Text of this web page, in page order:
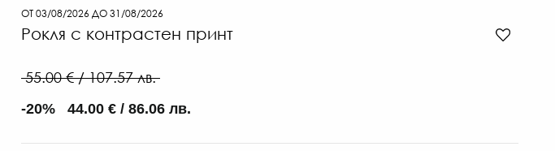
ОТ 03/08/2026 ДО 31/08/2026
Рокля с контрастен принт
55.00 € / 107.57 лв.
-20% 44.00 € / 86.06 лв.